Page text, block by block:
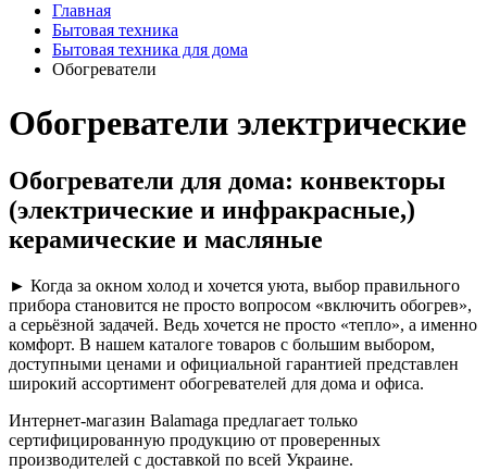
Главная
Бытовая техника
Бытовая техника для дома
Обогреватели
Обогреватели электрические
Обогреватели для дома: конвекторы
(электрические и инфракрасные,)
керамические и масляные
► Когда за окном холод и хочется уюта, выбор правильного
прибора становится не просто вопросом «включить обогрев»,
а серьёзной задачей. Ведь хочется не просто «тепло», а именно
комфорт. В нашем каталоге товаров с большим выбором,
доступными ценами и официальной гарантией представлен
широкий ассортимент обогревателей для дома и офиса.
Интернет-магазин Balamaga предлагает только
сертифицированную продукцию от проверенных
производителей с доставкой по всей Украине.